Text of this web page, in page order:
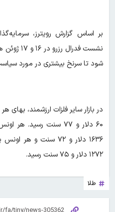
بر اساس گزارش رویترز،
نشست
شود تا سرنخ بیشتری در مورد
۱۲۷۲ دلار و ۷۵ سنت رسید.
طلا